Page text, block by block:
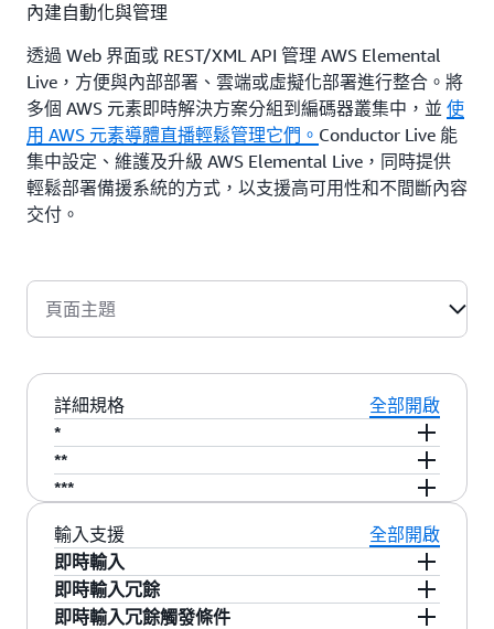
內建自動化與管理
透過 Web 界面或 REST/XML API 管理 AWS Elemental
Live，方便與內部部署、雲端或虛擬化部署進行整合。將
多個 AWS 元素即時解決方案分組到編碼器叢集中，並 使
用 AWS 元素導體直播輕鬆管理它們。 Conductor Live 能
集中設定、維護及升級 AWS Elemental Live，同時提供
輕鬆部署備援系統的方式，以支援高可用性和不間斷內容
交付。
頁面主題
詳細規格
全部開啟
*
提供可選授權
**
功能需要帶有 25GbE Mellanox NIC 的 L800 系列
***
輸入支援
全部開啟
即時輸入
- 基於 UDP/IP 和 RTP/IP 的單節目和多節目傳輸
串流 (SPTS、MPTS) 以及 FEC 和 SMPTE ST 2022-
即時輸入冗餘
- 輸入完整性：輸入丟失時生成重複、黑色、石板
即時輸入冗餘觸發條件